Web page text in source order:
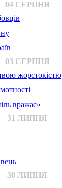
04 СЕРПНЯ
03 СЕРПНЯ
жорстокістю
вражає»
31 ЛИПНЯ
30 ЛИПНЯ